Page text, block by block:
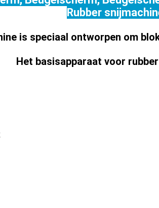
Rubber
is speciaal ontworpen om
Het basisapparaat voor